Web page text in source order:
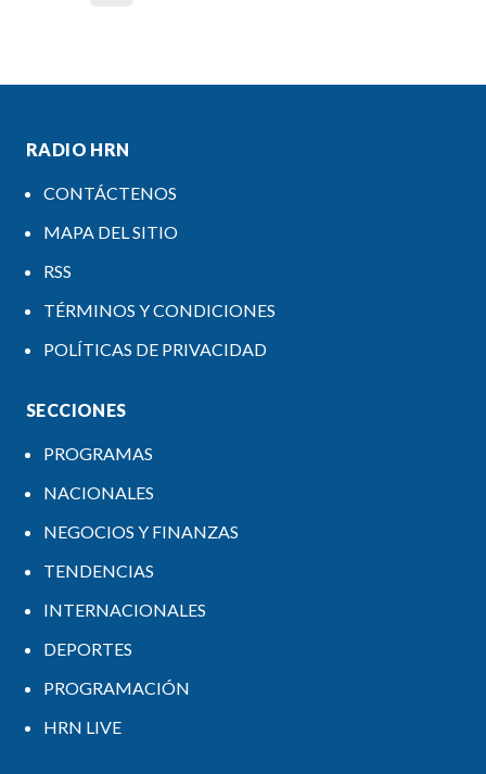
RADIO HRN
CONTÁCTENOS
MAPA DEL SITIO
RSS
TÉRMINOS Y CONDICIONES
POLÍTICAS DE PRIVACIDAD
SECCIONES
PROGRAMAS
NACIONALES
NEGOCIOS Y FINANZAS
TENDENCIAS
INTERNACIONALES
DEPORTES
PROGRAMACIÓN
HRN LIVE